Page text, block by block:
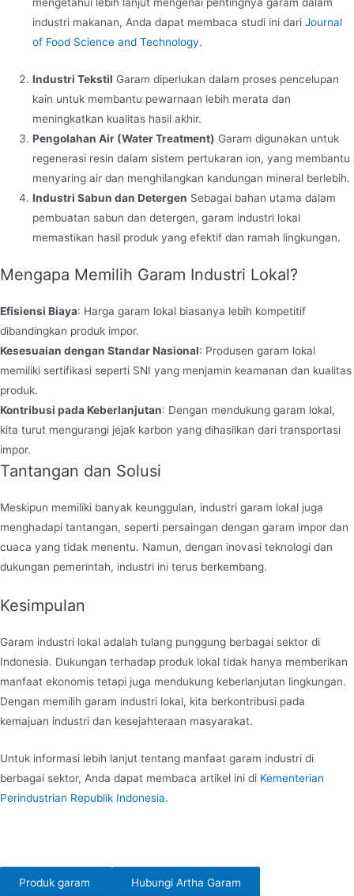
industri makanan, Anda dapat membaca studi ini dariJournal
of Food Science and Technology.
Industri Tekstil Garam diperlukan dalam proses pencelupan
kain untuk membantu pewarnaan lebih merata dan
meningkatkan kualitas hasil akhir.
Pengolahan Air (Water Treatment) Garam digunakan untuk
regenerasi resin dalam sistem pertukaran ion, yang membantu
menyaring air dan menghilangkan kandungan mineral berlebih.
Industri Sabun dan Detergen Sebagai bahan utama dalam
pembuatan sabun dan detergen, garam industri lokal
memastikan hasil produk yang efektif dan ramah lingkungan.
Mengapa Memilih Garam Industri Lokal?
Efisiensi Biaya: Harga garam lokal biasanya lebih kompetitif
dibandingkan produk impor.
Kesesuaian dengan Standar Nasional: Produsen garam lokal
memiliki sertifikasi seperti SNI yang menjamin keamanan dan kualitas
produk.
Kontribusi pada Keberlanjutan: Dengan mendukung garam lokal,
kita turut mengurangi jejak karbon yang dihasilkan dari transportasi
impor.
Tantangan dan Solusi
Meskipun memiliki banyak keunggulan, industri garam lokal juga
menghadapi tantangan, seperti persaingan dengan garam impor dan
cuaca yang tidak menentu. Namun, dengan inovasi teknologi dan
dukungan pemerintah, industri ini terus berkembang.
Kesimpulan
Garam industri lokal adalah tulang punggung berbagai sektor di
Indonesia. Dukungan terhadap produk lokal tidak hanya memberikan
manfaat ekonomis tetapi juga mendukung keberlanjutan lingkungan.
Dengan memilih garam industri lokal, kita berkontribusi pada
kemajuan industri dan kesejahteraan masyarakat.
Untuk informasi lebih lanjut tentang manfaat garam industri di
berbagai sektor, Anda dapat membaca artikel ini di Kementerian
Perindustrian Republik Indonesia.
Produk garam Hubungi Artha Garam